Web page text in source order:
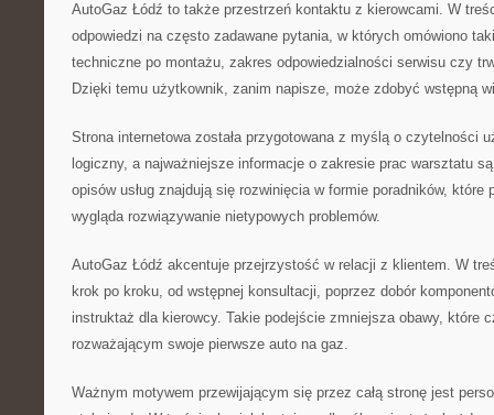
AutoGaz Łódź to także przestrzeń kontaktu z kierowcami. W
odpowiedzi na często zadawane pytania, w których omówiono
techniczne po montażu, zakres odpowiedzialności serwisu czy
Dzięki temu użytkownik, zanim napisze, może zdobyć wstępną
Strona internetowa została przygotowana z myślą o czytelności
logiczny, a najważniejsze informacje o zakresie prac warsztatu
opisów usług znajdują się rozwinięcia w formie poradników, które
wygląda rozwiązywanie nietypowych problemów.
AutoGaz Łódź akcentuje przejrzystość w relacji z klientem. W
krok po kroku, od wstępnej konsultacji, poprzez dobór
instruktaż dla kierowcy. Takie podejście zmniejsza obawy, które
rozważającym swoje pierwsze auto na gaz.
Ważnym motywem przewijającym się przez całą stronę jest